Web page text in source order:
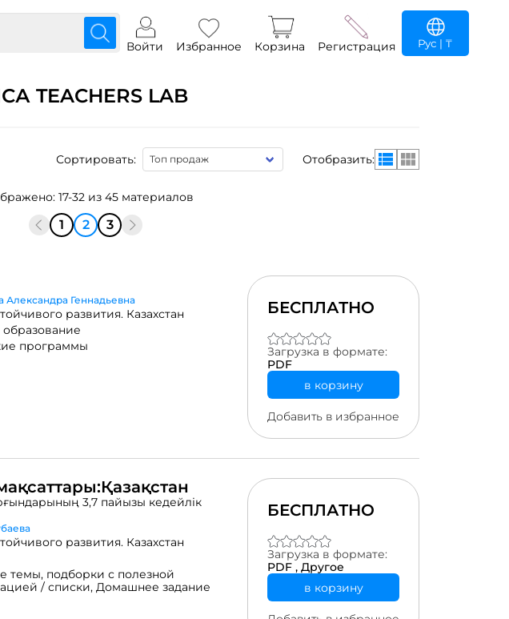
Войти Избранное Корзина Регистрация Рус | ₸
TEACHERS LAB
Сортировать: Отобразить:
17-32 из 45 материалов
1 2 3
Александра Геннадьевна
развития. Казахстан
программы
БЕСПЛАТНО
Загрузка в формате:
PDF
в корзину
Добавить в избранное
3,7 пайызы кедейлік
развития. Казахстан
темы, подборки с полезной
/ списки, Домашнее задание
БЕСПЛАТНО
Загрузка в формате:
PDF , Другое
в корзину